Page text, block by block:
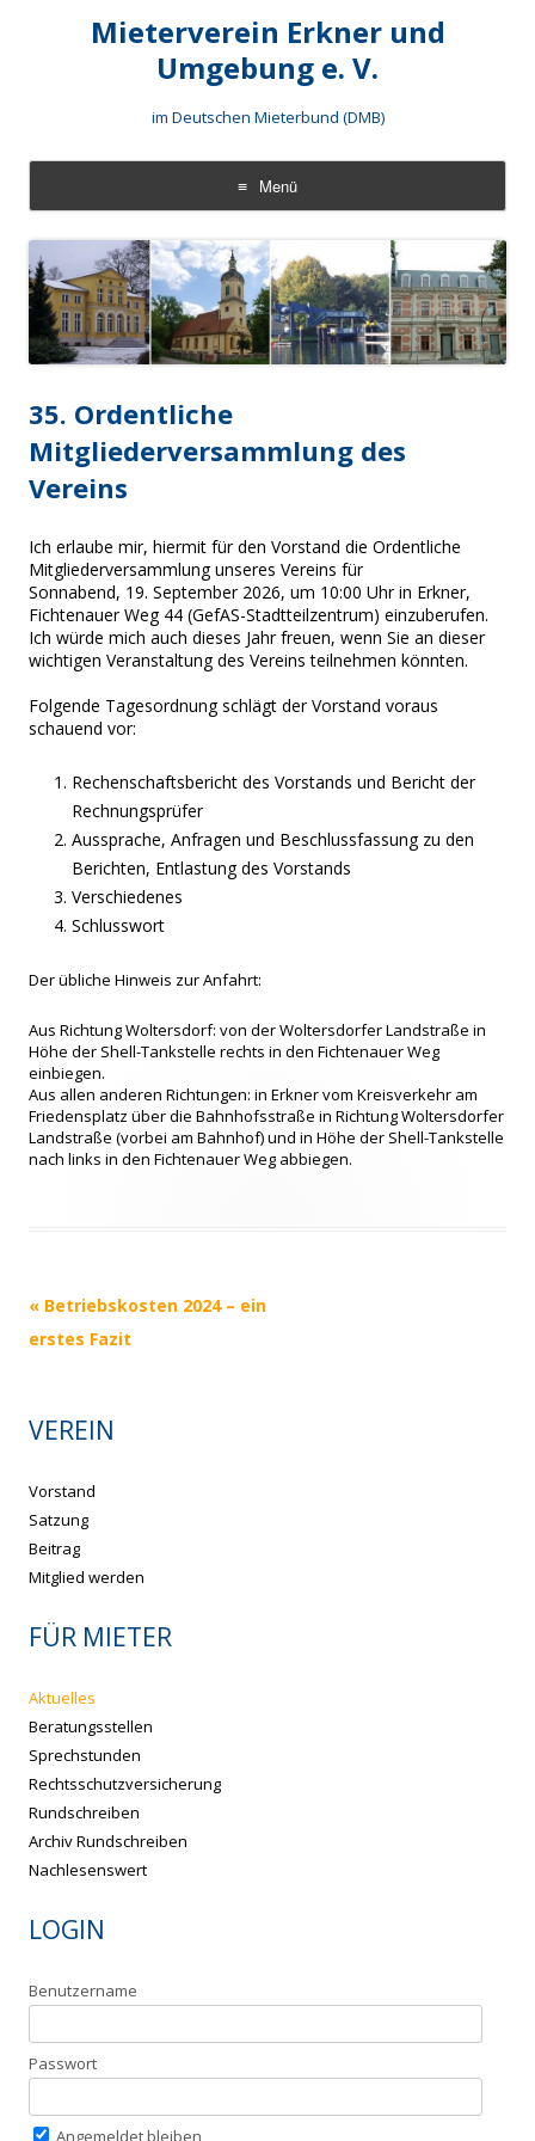
Mieterverein Erkner und
Umgebung e. V.
im Deutschen Mieterbund (DMB)
Menü
Zum
Inhalt
springen
35. Ordentliche
Mitgliederversammlung des
Vereins
Ich erlaube mir, hiermit für den Vorstand die Ordentliche
Mitgliederversammlung unseres Vereins für
Sonnabend, 19. September 2026, um 10:00 Uhr in Erkner,
Fichtenauer Weg 44 (GefAS-Stadtteilzentrum) einzuberufen.
Ich würde mich auch dieses Jahr freuen, wenn Sie an dieser
wichtigen Veranstaltung des Vereins teilnehmen könnten.
Folgende Tagesordnung schlägt der Vorstand voraus
schauend vor:
Rechenschaftsbericht des Vorstands und Bericht der
Rechnungsprüfer
Aussprache, Anfragen und Beschlussfassung zu den
Berichten, Entlastung des Vorstands
Verschiedenes
Schlusswort
Der übliche Hinweis zur Anfahrt:
Aus Richtung Woltersdorf: von der Woltersdorfer Landstraße in
Höhe der Shell-Tankstelle rechts in den Fichtenauer Weg
einbiegen.
Aus allen anderen Richtungen: in Erkner vom Kreisverkehr am
Friedensplatz über die Bahnhofsstraße in Richtung Woltersdorfer
Landstraße (vorbei am Bahnhof) und in Höhe der Shell-Tankstelle
nach links in den Fichtenauer Weg abbiegen.
Beitrags-
Navigation
« Betriebskosten 2024 – ein
erstes Fazit
VEREIN
Vorstand
Satzung
Beitrag
Mitglied werden
FÜR MIETER
Aktuelles
Beratungsstellen
Sprechstunden
Rechtsschutzversicherung
Rundschreiben
Archiv Rundschreiben
Nachlesenswert
LOGIN
Benutzername
Passwort
Angemeldet bleiben